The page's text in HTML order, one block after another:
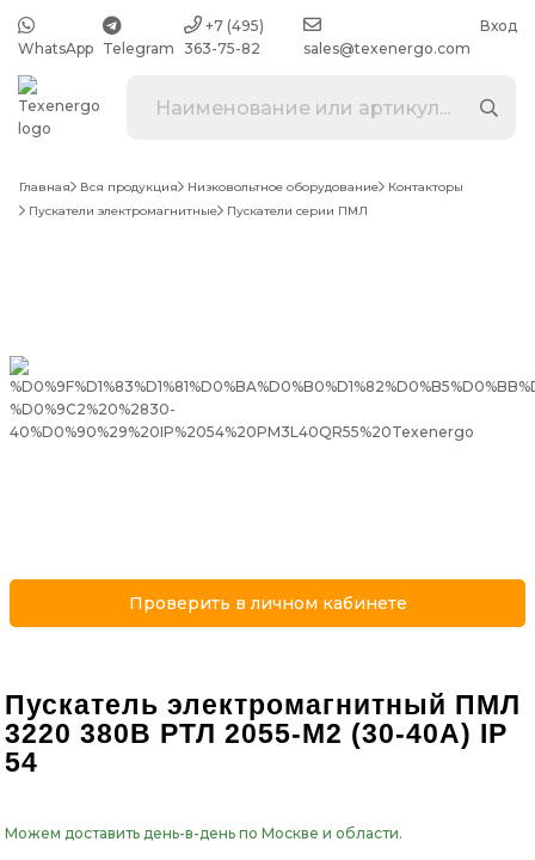
WhatsApp Telegram
+7 (495)
363-75-82
sales@texenergo.com
Вход
Главная Вся продукция Низковольтное оборудование
Контакторы
Пускатели электромагнитные
Пускатели серии ПМЛ
Проверить в личном кабинете
Пускатель электромагнитный ПМЛ
3220 380В РТЛ 2055-М2 (30-40А) IP
54
Можем доставить день-в-день по Москве и области.